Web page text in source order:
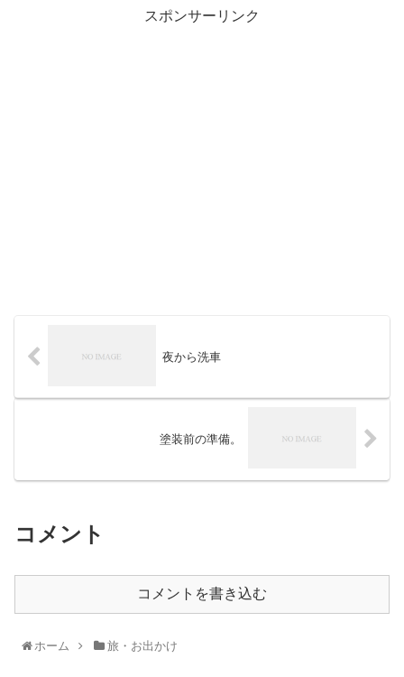
スポンサーリンク
夜から洗車
塗装前の準備。
コメント
コメントを書き込む
ホーム 旅・お出かけ